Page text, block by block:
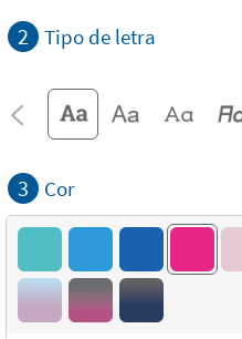
2 Tipo de letra
3 Cor